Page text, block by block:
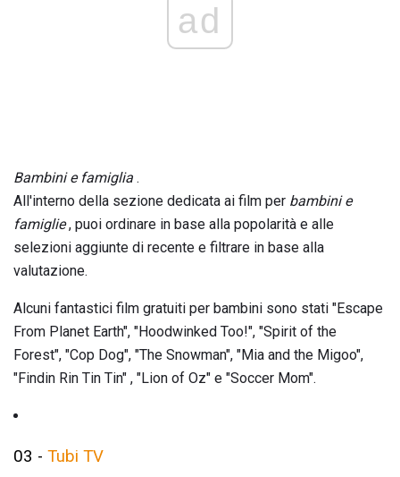
ad
Bambini e famiglia .
All'interno della sezione dedicata ai film per bambini e
famiglie, puoi ordinare in base alla popolarità e alle
selezioni aggiunte di recente e filtrare in base alla
valutazione.
Alcuni fantastici film gratuiti per bambini sono stati "Escape
From Planet Earth", "Hoodwinked Too!", "Spirit of the
Forest", "Cop Dog", "The Snowman", "Mia and the Migoo",
"Findin Rin Tin Tin" , "Lion of Oz" e "Soccer Mom".
03 - Tubi TV